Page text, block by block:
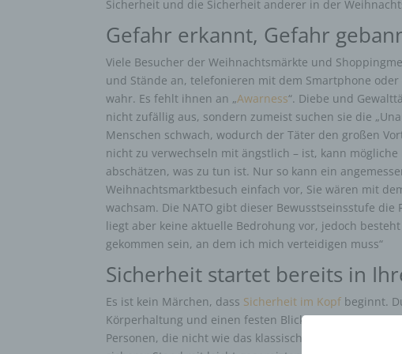
Sicherheit und die Sicherheit anderer in der
Gefahr erkannt, Gefahr
Viele Besucher der Weihnachtsmärkte und
und Stände an, telefonieren mit dem Smartphone
wahr. Es fehlt ihnen an „Awarness“. Diebe und
nicht zufällig aus, sondern zumeist suchen sie die
Menschen schwach, wodurch der Täter den großen
nicht zu verwechseln mit ängstlich – ist, kann
abschätzen, was zu tun ist. Nur so kann ein
Weihnachtsmarktbesuch einfach vor, Sie wären mit
wachsam. Die NATO gibt dieser Bewusstseinsstufe die
liegt aber keine aktuelle Bedrohung vor, jedoch
gekommen sein, an dem ich mich verteidigen muss“
Sicherheit startet bereits in
Es ist kein Märchen, dass Sicherheit im Kopf beginnt.
Körperhaltung und einen festen Blickkontakt kann
Personen, die nicht wie das klassische, schwache,